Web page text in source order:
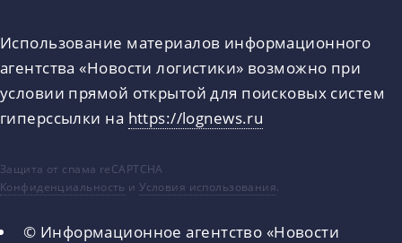
Использование материалов информационного
агентства «Новости логистики» возможно при
условии прямой открытой для поисковых систем
гиперссылки на https://lognews.ru
Защита от спама reCAPTCHA
Конфиденциальность иУсловия использования.
© Информационное агентство «Новости